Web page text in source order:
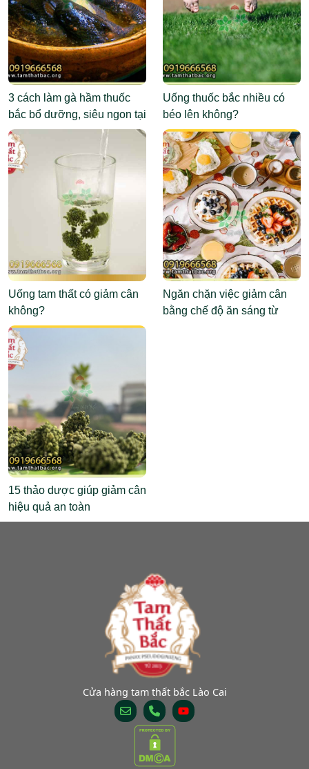
3 cách làm gà hầm thuốc
bắc bổ dưỡng, siêu ngon tại
nhà
Uống thuốc bắc nhiều có
béo lên không?
Uống tam thất có giảm cân
không?
Ngăn chặn việc giảm cân
bằng chế độ ăn sáng từ
15 thảo dược giúp giảm cân
hiệu quả an toàn
Cửa hàng tam thất bắc Lào Cai